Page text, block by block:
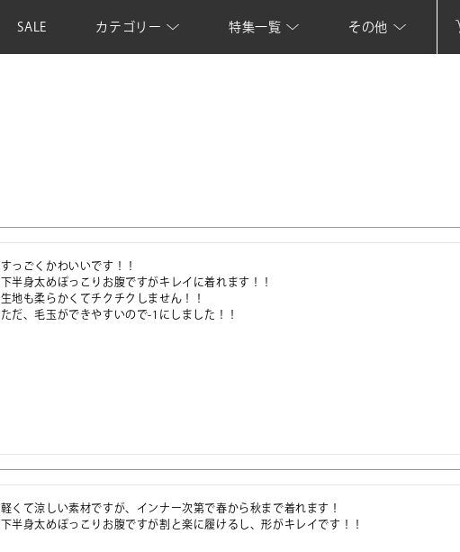
SALE カテゴリー 特集一覧 その他
すっごくかわいいです！！
下半身太めぽっこりお腹ですがキレイに着れます！！
生地も柔らかくてチクチクしません！！
ただ、毛玉ができやすいので-1にしました！！
軽くて涼しい素材ですが、インナー次第で春から秋まで着れます！
下半身太めぽっこりお腹ですが割と楽に履けるし、形がキレイです！！